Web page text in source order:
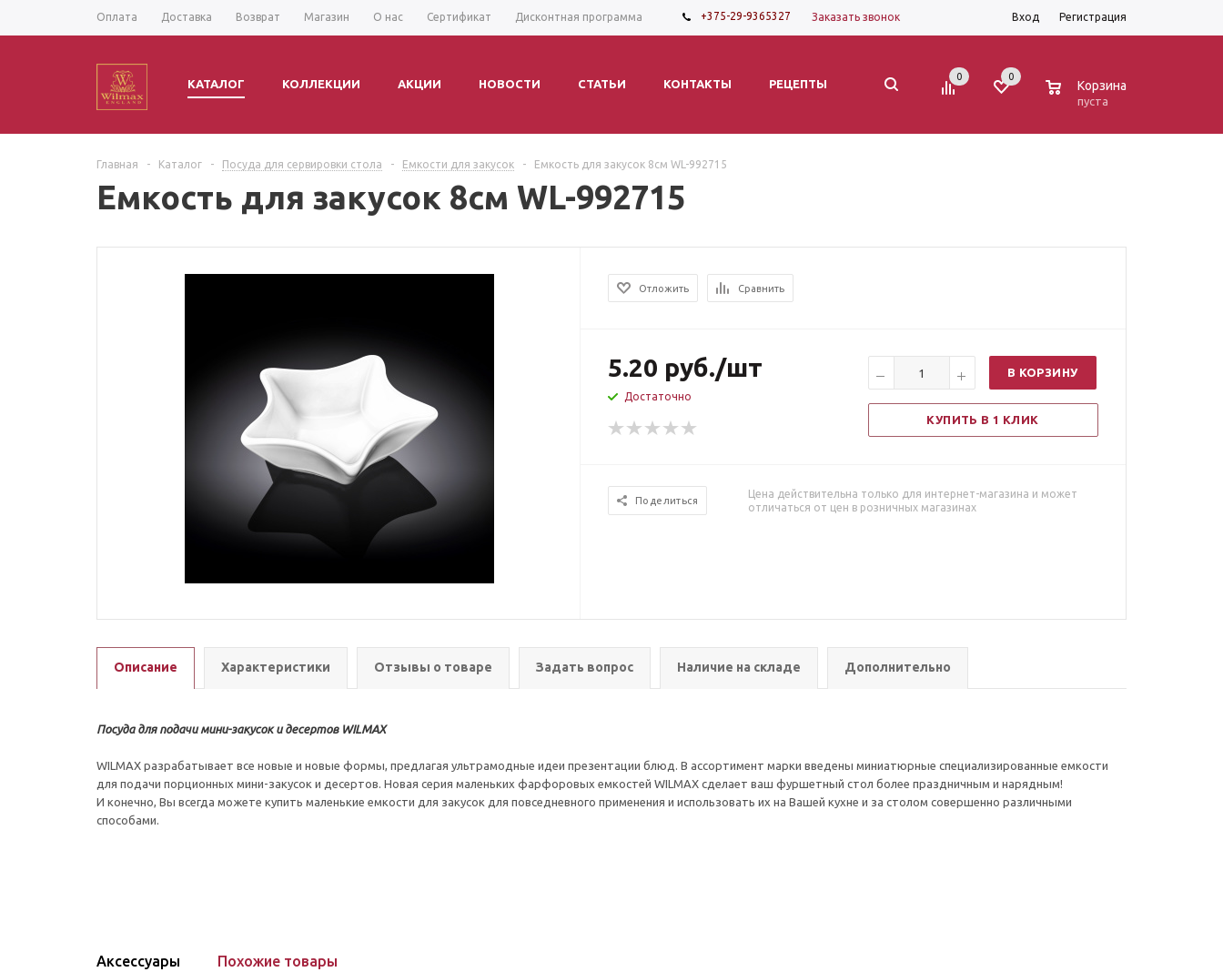
Оплата Доставка Возврат Магазин О нас Сертификат Дисконтная программа +375-29-9365327 Заказать звонок Вход Регистрация
КАТАЛОГ КОЛЛЕКЦИИ АКЦИИ НОВОСТИ СТАТЬИ КОНТАКТЫ РЕЦЕПТЫ
0 0
Корзина
пуста
Главная - Каталог - Посуда для сервировки стола - Емкости для закусок - Емкость для закусок 8см WL-992715
Емкость для закусок 8см WL-992715
Отложить Сравнить
5.20 руб./шт
Достаточно
В КОРЗИНУ
КУПИТЬ В 1 КЛИК
Поделиться
Цена действительна только для интернет-магазина и может
отличаться от цен в розничных магазинах
Описание Характеристики Отзывы о товаре Задать вопрос Наличие на складе Дополнительно
Посуда для подачи мини-закусок и десертов WILMAX
WILMAX разрабатывает все новые и новые формы, предлагая ультрамодные идеи презентации блюд. В ассортимент марки введены миниатюрные специализированные емкости
для подачи порционных мини-закусок и десертов. Новая серия маленьких фарфоровых емкостей WILMAX сделает ваш фуршетный стол более праздничным и нарядным!
И конечно, Вы всегда можете купить маленькие емкости для закусок для повседневного применения и использовать их на Вашей кухне и за столом совершенно различными
способами.
Аксессуары Похожие товары